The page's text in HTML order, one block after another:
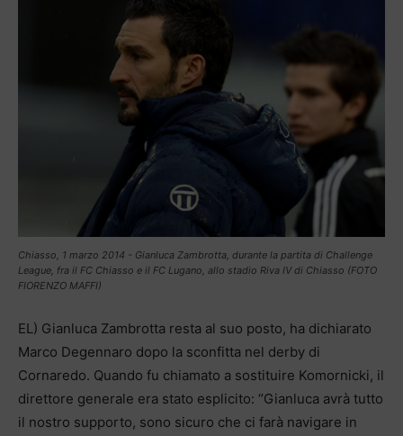
Chiasso, 1 marzo 2014 - Gianluca Zambrotta, durante la partita di Challenge
League, fra il FC Chiasso e il FC Lugano, allo stadio Riva IV di Chiasso (FOTO
FIORENZO MAFFI)
EL) Gianluca Zambrotta resta al suo posto, ha dichiarato
Marco Degennaro dopo la sconfitta nel derby di
Cornaredo. Quando fu chiamato a sostituire Komornicki, il
direttore generale era stato esplicito: “Gianluca avrà tutto
il nostro supporto, sono sicuro che ci farà navigare in